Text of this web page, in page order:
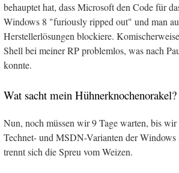
behauptet hat, dass Microsoft den Code für
Windows 8 "furiously ripped out" und man
Herstellerlösungen blockiere.
Shell bei meiner RP problemlos, was nach
konnte.
Wat sacht mein Hühnerknochenorakel?
Nun, noch müssen wir 9 Tage warten, bis
Technet- und MSDN-Varianten der
trennt sich die Spreu vom Weizen.